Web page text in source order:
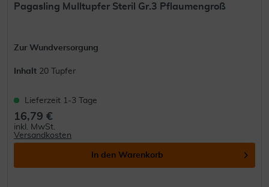
Pagasling Mulltupfer Steril Gr.3 Pflaumengroß
Zur Wundversorgung
Inhalt 20 Tupfer
Lieferzeit 1-3 Tage
16,79 €
inkl. MwSt.
Versandkosten
In den Warenkorb